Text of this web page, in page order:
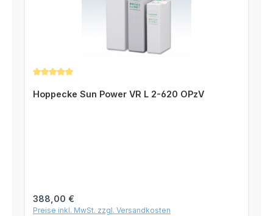
Hoppecke Sun Power VR L 2-620 OPzV
Regulärer Preis:
388,00 €
Preise inkl. MwSt. zzgl. Versandkosten